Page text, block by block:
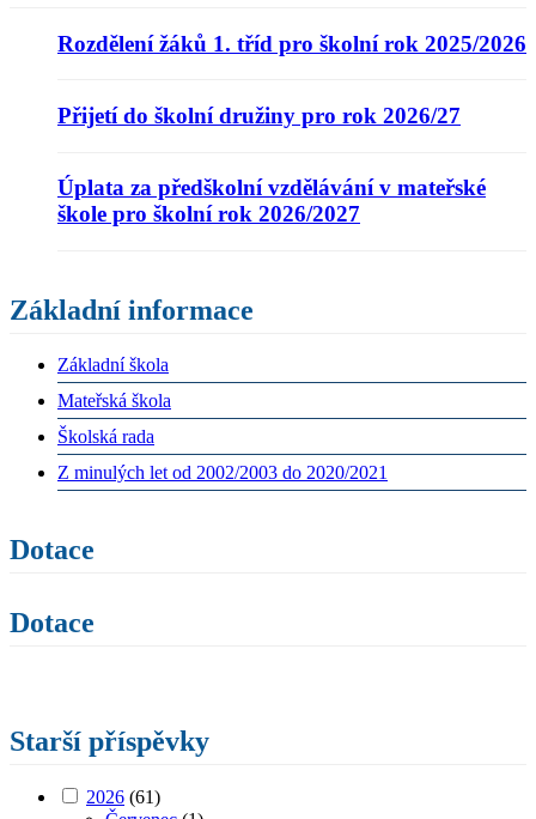
Rozdělení žáků 1. tříd pro školní rok 2025/2026
Přijetí do školní družiny pro rok 2026/27
Úplata za předškolní vzdělávání v mateřské
škole pro školní rok 2026/2027
Základní informace
Základní škola
Mateřská škola
Školská rada
Z minulých let od 2002/2003 do 2020/2021
Dotace
Dotace
Starší příspěvky
2026 (61)